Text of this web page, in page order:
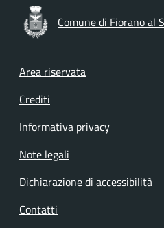
Comune di Fiorano al
Footer menu
Area riservata
Crediti
Informativa privacy
Note legali
Dichiarazione di accessibilità
Contatti